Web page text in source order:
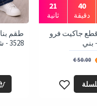
40
دقيقة
19
ثانية
جاكيت فرو
50.00 €
3528 - شوكو